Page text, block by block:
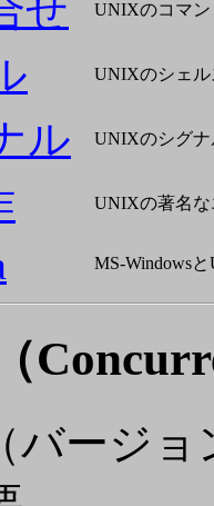
せ UNIXのコマン
UNIXのシェ
ル UNIXのシグナ
UNIXの著名な
MS-Windows
（
バージ